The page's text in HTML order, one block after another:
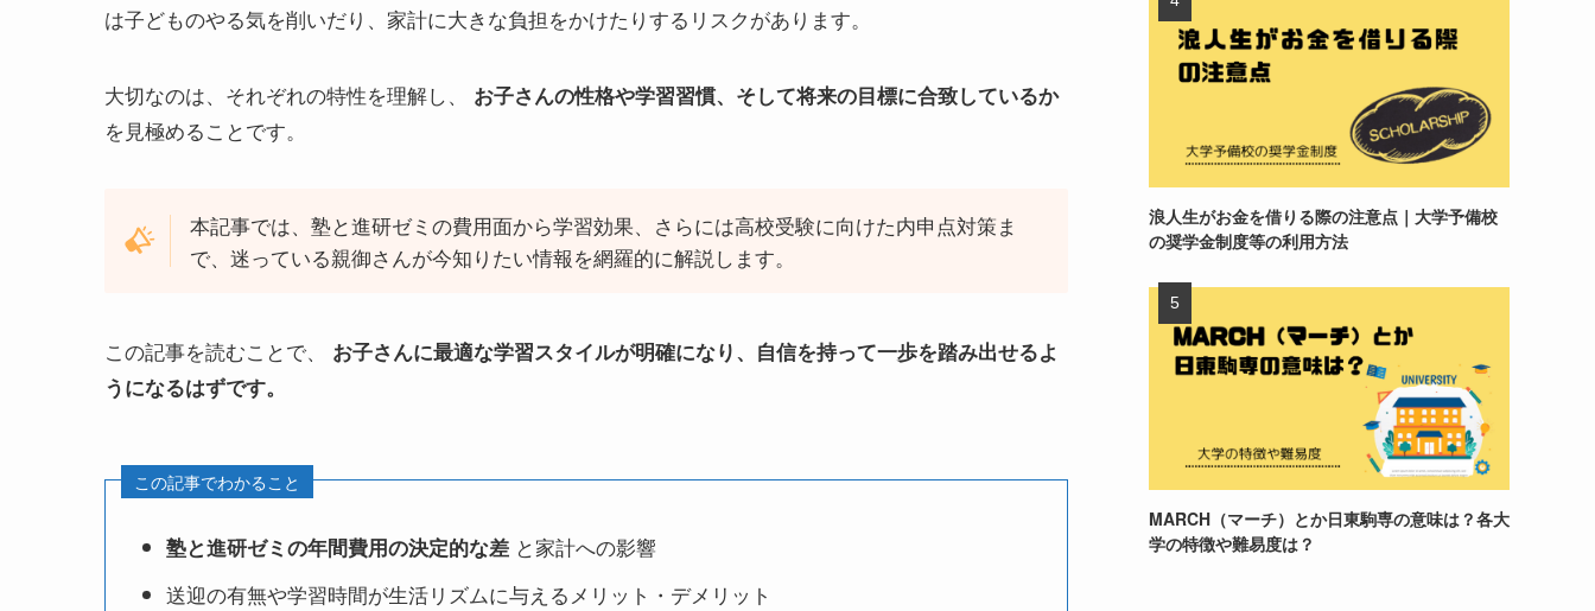
は子どものやる気を削いだり、家計に大きな負担をかけたりするリスクがあります。
大切なのは、それぞれの特性を理解し、 お子さんの性格や学習習慣、そして将来の目標に合致しているか
を見極めることです。
本記事では、塾と進研ゼミの費用面から学習効果、さらには高校受験に向けた内申点対策ま
で、迷っている親御さんが今知りたい情報を網羅的に解説します。
この記事を読むことで、 お子さんに最適な学習スタイルが明確になり、自信を持って一歩を踏み出せるよ
うになるはずです。
この記事でわかること
塾と進研ゼミの年間費用の決定的な差 と家計への影響
送迎の有無や学習時間が生活リズムに与えるメリット・デメリット
浪人生がお金を借りる際の注意点｜大学予備校
の奨学金制度等の利用方法
MARCH（マーチ）とか日東駒専の意味は？各大
学の特徴や難易度は？